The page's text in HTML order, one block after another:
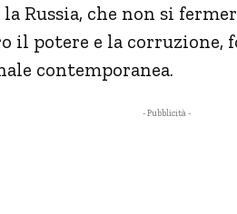
Russia, che non si
il potere e la corruzione,
contemporanea.
- Pubblicità -